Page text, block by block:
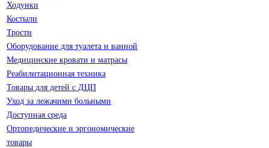
Ходунки
Костыли
Трости
Оборудование для туалета и ванной
Медицинские кровати и матрасы
Реабилитационная техника
Товары для детей с ДЦП
Уход за лежачими больными
Доступная среда
Ортопедические и эргономические
товары